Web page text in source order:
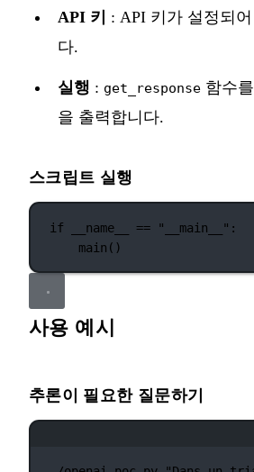
API 키
: API 키가 설정되
다.
실행 : get_response 함수
을 출력합니다.
스크립트 실행
if __name__ == "__main__" :
main()
사용 예시
추론이 필요한 질문하기